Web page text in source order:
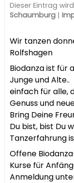
Dieser Eintrag
Schaumburg |
Wir tanzen
Rolfshagen
Biodanza ist für
Junge und Alte..
einfach für alle,
Genuss und
Bring Deine
Du bist, bist Du
Tanzerfahrung
Offene
Kurse für
Anmeldung